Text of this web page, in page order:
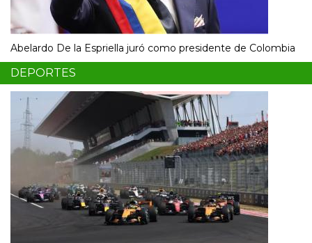
Abelardo De la Espriella juró como presidente de Colombia
DEPORTES